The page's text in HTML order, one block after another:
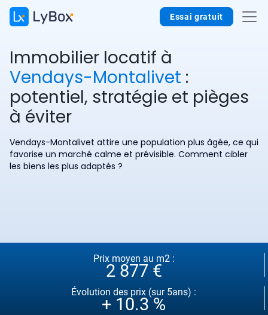
Essai gratuit
Immobilier locatif à
Vendays-Montalivet :
potentiel, stratégie et pièges
à éviter
Vendays-Montalivet attire une population plus âgée, ce qui
favorise un marché calme et prévisible. Comment cibler
les biens les plus adaptés ?
Prix moyen au m2 :
2 877 €
Évolution des prix (sur 5ans) :
+ 10.3 %